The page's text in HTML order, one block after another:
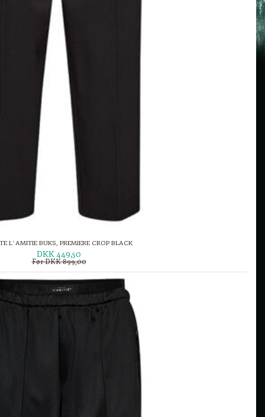
L' AMITIE BUKS, PREMIERE CROP BLACK
DKK 449,50
Før DKK 899,00